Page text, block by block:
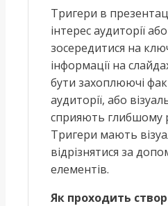
Тригери в
інтерес аудиторії
зосередитися на
інформації на
бути захоплюючі
аудиторії, або
сприяють глибшому
Тригери мають
відрізнятися за
елементів.
Як проходить